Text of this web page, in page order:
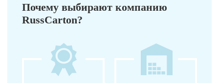
Почему выбирают компанию
RussCarton?